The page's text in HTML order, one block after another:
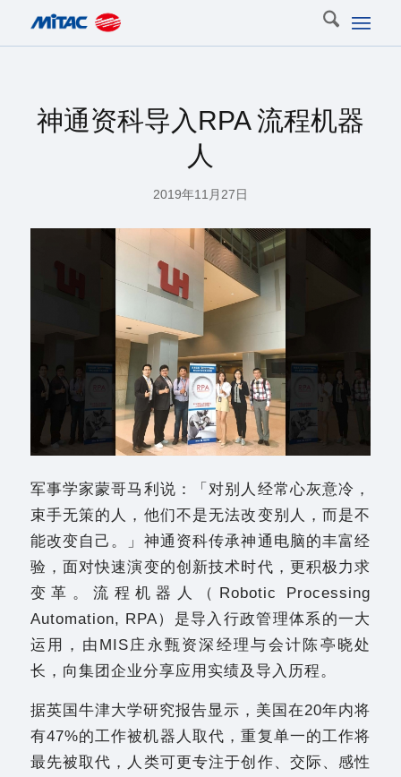
神通资科导入RPA 流程机器
人
2019年11月27日
军事学家蒙哥马利说：「对别人经常心灰意冷，
束手无策的人，他们不是无法改变别人，而是不
能改变自己。」神通资科传承神通电脑的丰富经
验，面对快速演变的创新技术时代，更积极力求
变革。流程机器人（Robotic Processing
Automation, RPA）是导入行政管理体系的一大
运用，由MIS庄永甄资深经理与会计陈亭晓处
长，向集团企业分享应用实绩及导入历程。
据英国牛津大学研究报告显示，美国在20年内将
有47%的工作被机器人取代，重复单一的工作将
最先被取代，人类可更专注于创作、交际、感性